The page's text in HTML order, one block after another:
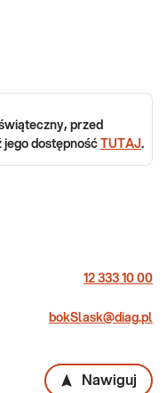
przed
jego dostępność
TUTAJ.
12 333 10 00
bokSlask@diag.pl
Nawiguj